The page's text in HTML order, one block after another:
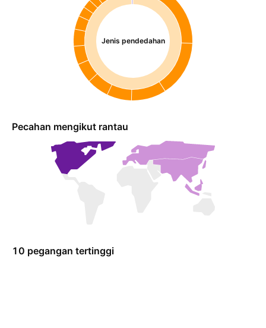
Jenis pendedahan
Pecahan mengikut rantau
10 pegangan tertinggi